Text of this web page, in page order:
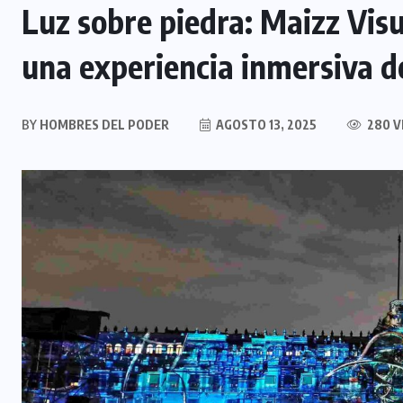
Luz sobre piedra: Maizz
una experiencia inmersiva
BY HOMBRES DEL PODER AGOSTO 13, 2025 280